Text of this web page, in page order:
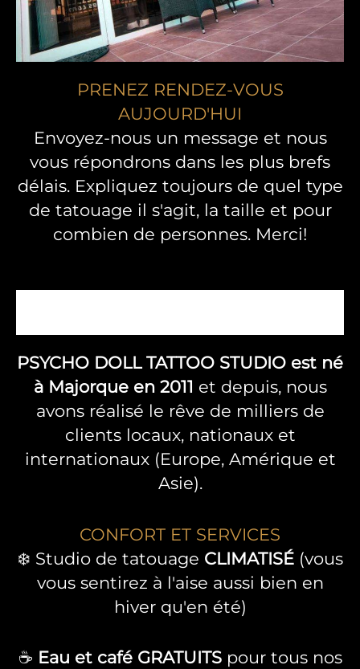
PRENEZ RENDEZ-VOUS
AUJOURD'HUI
Envoyez-nous un message et nous
vous répondrons dans les plus brefs
délais. Expliquez toujours de quel type
de tatouage il s'agit, la taille et pour
combien de personnes. Merci!
PSYCHO DOLL TATTOO STUDIO est né
à Majorque en 2011 et depuis, nous
avons réalisé le rêve de milliers de
clients locaux, nationaux et
internationaux (Europe, Amérique et
Asie).
CONFORT ET SERVICES
❄️ Studio de tatouage CLIMATISÉ(vous
vous sentirez à l'aise aussi bien en
hiver qu'en été)
☕ Eau et café GRATUITSpour tous nos